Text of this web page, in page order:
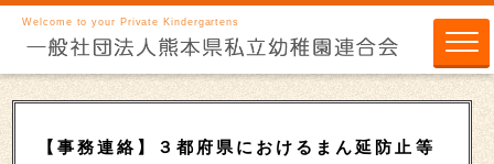
Welcome to your Private Kindergartens
【事務連絡】３都府県におけるまん延防止等